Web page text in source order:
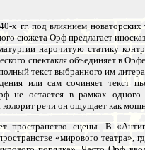
гг. под влиянием
сюжета Орф предлагает
нарочитую статику
спектакля объединяет в
текст выбранного им
или сам сочиняет текст
остается в рамках одного
речи он ощущает как
пространство сцены. В
«мирового театра»,